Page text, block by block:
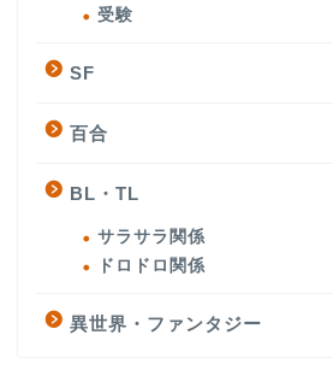
受験
SF
百合
BL・TL
サラサラ関係
ドロドロ関係
異世界・ファンタジー